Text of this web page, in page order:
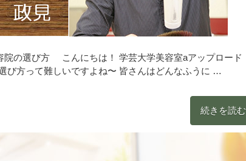
の選び方 こんにちは！ 学芸大学美容室aアップロード
方って難しいですよね〜 皆さんはどんなふうに …
続きを読む